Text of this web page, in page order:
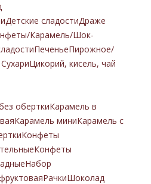
Детские сладостиДраже
Карамель/Шок-
ПеченьеПирожное/
Цикорий, кисель, чай
оберткиКарамель в
Карамель миниКарамель с
Конфеты
Конфеты
Набор
РачкиШоколад